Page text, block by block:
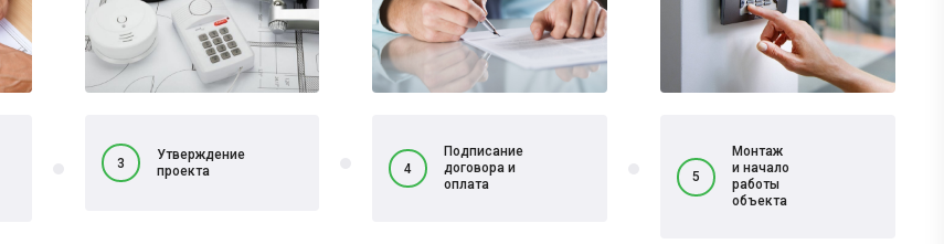
3
Утверждение
проекта
4
Подписание
договора и
оплата
5
Монтаж
и начало
работы
объекта